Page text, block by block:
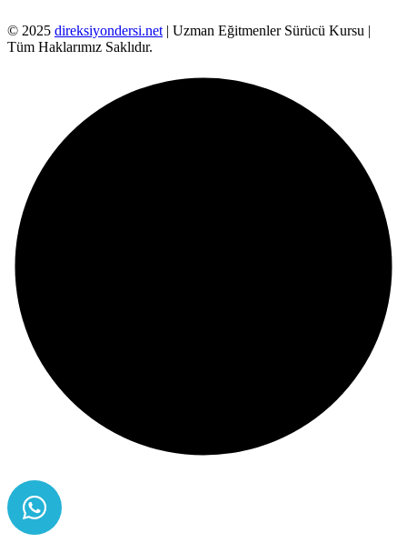
© 2025 direksiyondersi.net | Uzman Eğitmenler Sürücü Kursu |
Tüm Haklarımız Saklıdır.